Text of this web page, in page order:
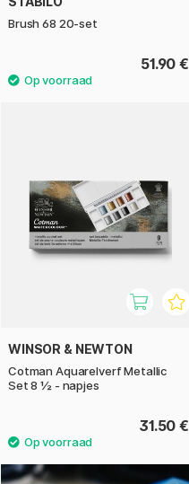
Brush 68 20-set
51.90 €
WINSOR & NEWTON
Cotman Aquarelverf Metallic
Set 8 ½ - napjes
31.50 €